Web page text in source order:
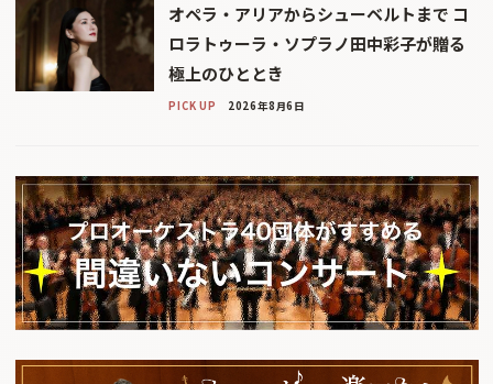
オペラ・アリアからシューベルトまで コ
ロラトゥーラ・ソプラノ田中彩子が贈る
極上のひととき
PICK UP 2026年8月6日